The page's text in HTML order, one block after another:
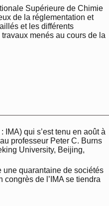
Supérieure de Chimie
de la réglementation et
et les différents
menés au cours de la
qui s’est tenu en août à
professeur Peter C. Burns
University, Beijing,
une quarantaine de sociétés
de l’IMA se tiendra